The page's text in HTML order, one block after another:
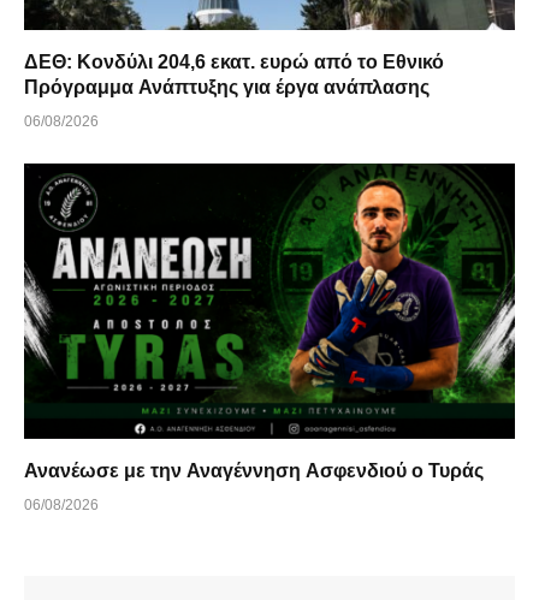
ΔΕΘ: Κονδύλι 204,6 εκατ. ευρώ από το Εθνικό
Πρόγραμμα Ανάπτυξης για έργα ανάπλασης
06/08/2026
Ανανέωσε με την Αναγέννηση Ασφενδιού ο Τυράς
06/08/2026